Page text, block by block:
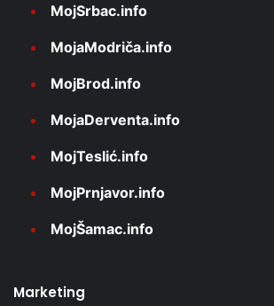
MojSrbac.info
MojaModriča.info
MojBrod.info
MojaDerventa.info
MojTeslić.info
MojPrnjavor.info
MojŠamac.info
Marketing